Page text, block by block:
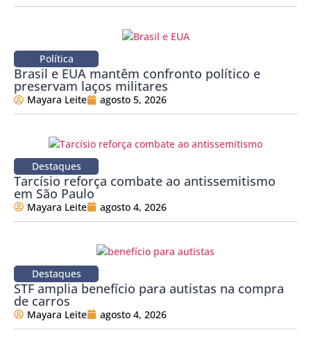
Política
Brasil e EUA mantêm confronto político e
preservam laços militares
Mayara Leite agosto 5, 2026
Destaques
Tarcísio reforça combate ao antissemitismo
em São Paulo
Mayara Leite agosto 4, 2026
Destaques
STF amplia benefício para autistas na compra
de carros
Mayara Leite agosto 4, 2026